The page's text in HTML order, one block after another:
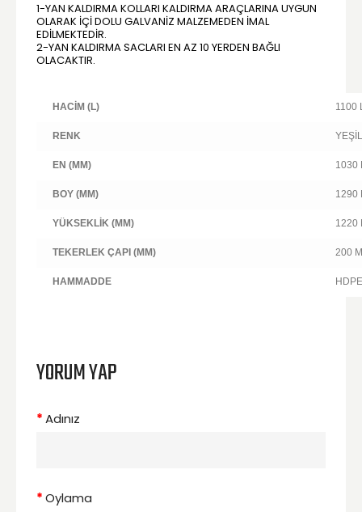
1-YAN KALDIRMA KOLLARI KALDIRMA ARAÇLARINA UYGUN
OLARAK IÇI DOLU GALVANIZ MALZEMEDEN IMAL
EDILMEKTEDIR.
2-YAN KALDIRMA SACLARI EN AZ 10 YERDEN BAĞLI
OLACAKTIR.
HACIM (L) 1100
RENK YEŞIL
EN (MM) 1030
BOY (MM) 1290
YÜKSEKLIK (MM) 1220
TEKERLEK ÇAPI (MM) 200
HAMMADDE HDPE
YORUM YAP
Adınız
Oylama